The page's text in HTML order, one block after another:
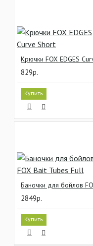
829р.
Купить
2849р.
Купить